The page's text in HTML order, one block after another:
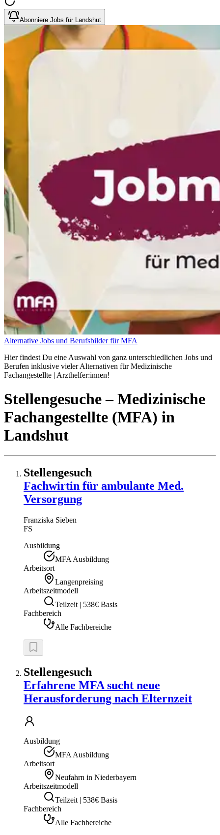
Abonniere Jobs für Landshut
Alternative Jobs und Berufsbilder für MFA
Hier findest Du eine Auswahl von ganz unterschiedlichen Jobs und
Berufen inklusive vieler Alternativen für Medizinische
Fachangestellte | Arzthelfer:innen!
Stellengesuche– Medizinische
Fachangestellte (MFA) in
Landshut
Stellengesuch
Fachwirtin für ambulante Med.
Versorgung
Franziska Sieben
FS
Ausbildung
MFA Ausbildung
Arbeitsort
Langenpreising
Arbeitszeitmodell
Teilzeit | 538€ Basis
Fachbereich
Alle Fachbereiche
Stellengesuch
Erfahrene MFA sucht neue
Herausforderung nach Elternzeit
Ausbildung
MFA Ausbildung
Arbeitsort
Neufahrn in Niederbayern
Arbeitszeitmodell
Teilzeit | 538€ Basis
Fachbereich
Alle Fachbereiche